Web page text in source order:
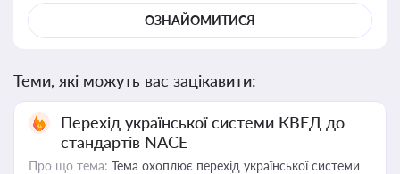
ОЗНАЙОМИТИСЯ
Теми, які можуть вас зацікавити:
Перехід української системи КВЕД до
стандартів NACE
Про що тема: Тема охоплює перехід української системи